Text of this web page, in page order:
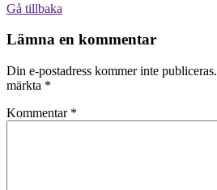
Gå tillbaka
Lämna en kommentar
Din e-postadress kommer inte publiceras.
märkta *
Kommentar *